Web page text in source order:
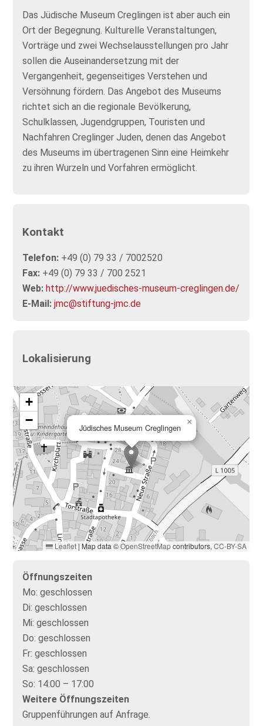
Das Jüdische Museum Creglingen ist aber auch ein
Ort der Begegnung. Kulturelle Veranstaltungen,
Vorträge und zwei Wechselausstellungen pro Jahr
sollen die Auseinandersetzung mit der
Vergangenheit, gegenseitiges Verstehen und
Versöhnung fördern. Das Angebot des Museums
richtet sich an die regionale Bevölkerung,
Schulklassen, Jugendgruppen, Touristen und
Nachfahren Creglinger Juden, denen das Angebot
des Museums im übertragenen Sinn eine Heimkehr
zu ihren Wurzeln und Vorfahren ermöglicht.
Kontakt
Telefon: +49 (0) 79 33 / 7002520
Fax: +49 (0) 79 33 / 700 2521
Web: http://www.juedisches-museum-creglingen.de/
E-Mail: jmc@stiftung-jmc.de
Lokalisierung
Jüdisches Museum Creglingen
×
+
−
Leaflet | Map data ©OpenStreetMapcontributors,CC-BY-SA
Öffnungszeiten
Mo: geschlossen
Di: geschlossen
Mi: geschlossen
Do: geschlossen
Fr: geschlossen
Sa: geschlossen
So: 14:00 – 17:00
Weitere Öffnungszeiten
Gruppenführungen auf Anfrage.